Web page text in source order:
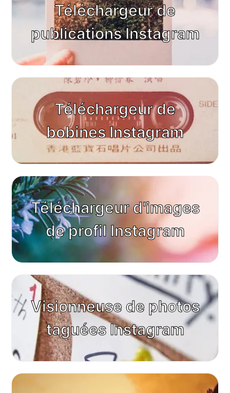
Téléchargeur de
publications Instagram
Téléchargeur de
bobines Instagram
Téléchargeur d'images
de profil Instagram
Visionneuse de photos
taguées Instagram